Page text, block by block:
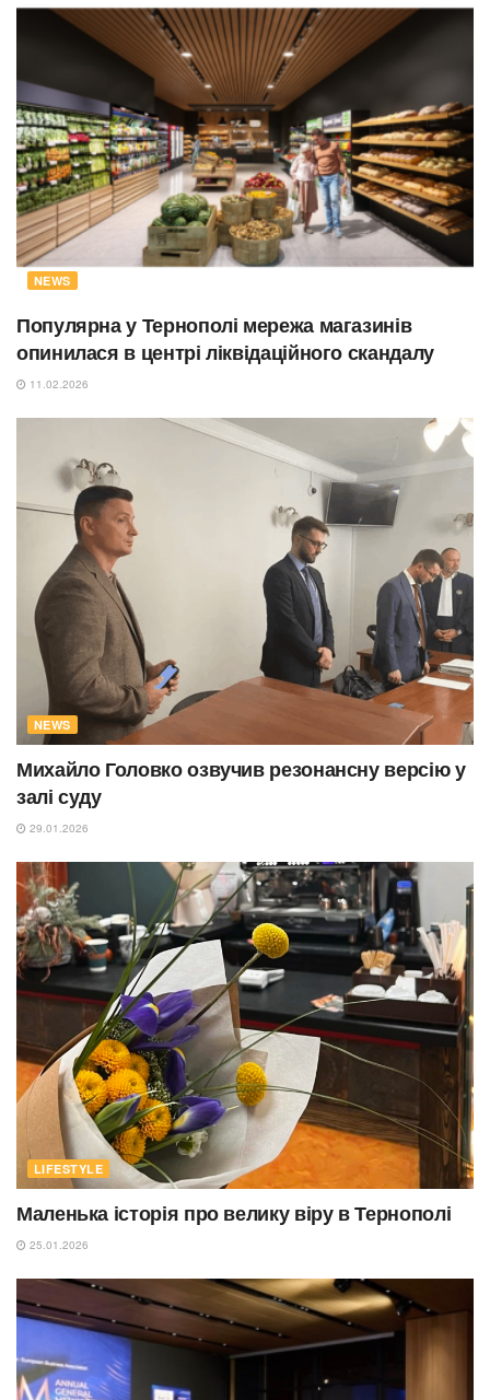
NEWS
Популярна у Тернополі мережа магазинів
опинилася в центрі ліквідаційного скандалу
11.02.2026
NEWS
Михайло Головко озвучив резонансну версію у
залі суду
29.01.2026
LIFESTYLE
Маленька історія про велику віру в Тернополі
25.01.2026